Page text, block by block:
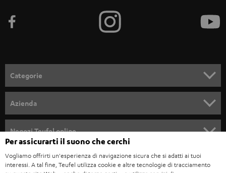
n
l
l
a
n
e
w
s
Categorie
SOUNDBAR
STEREO
SMART HOME
Azienda
STAMPA
Negozi Teufel online
GERMANIA
Per assicurarti il suono che cerchi
Vogliamo offrirti un'esperienza di navigazione sicura che si adatti ai tuoi
interessi. A tal fine, Teufel utilizza cookie e altre tecnologie di tracciamento